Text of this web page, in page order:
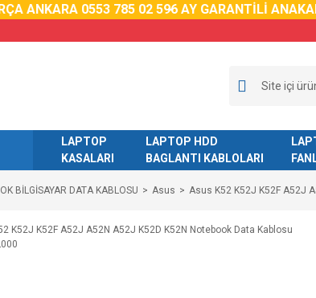
ANKARA 0553 785 02 596 AY GARANTİLİ
LAPTOP
KASALARI
LAPTOP HDD
BAGLANTI KABLOLARI
BİLGİSAYAR DATA KABLOSU Asus Asus K52 K52J K52F A52J